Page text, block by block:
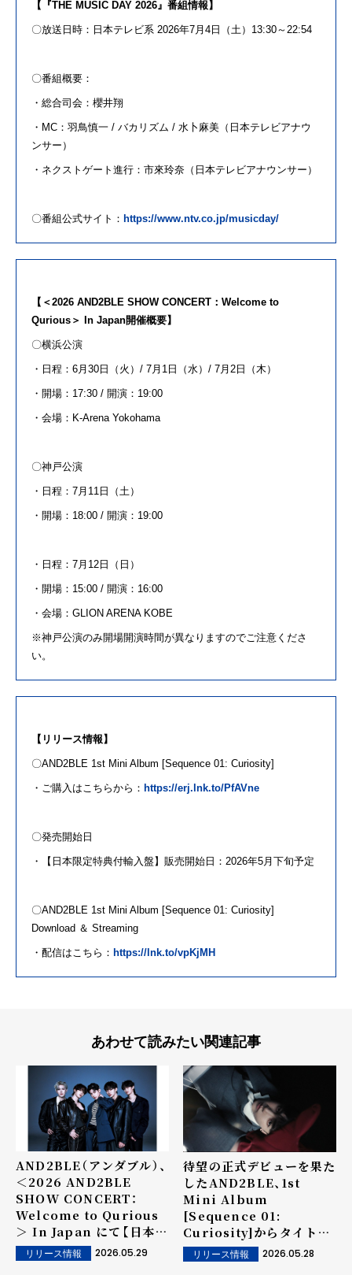
【『THE MUSIC DAY 2026』番組情報】
〇放送日時：日本テレビ系 2026年7月4日（土）13:30～22:54
〇番組概要：
・総合司会：櫻井翔
・MC：羽鳥慎一 / バカリズム / 水卜麻美（日本テレビアナウ
ンサー）
・ネクストゲート進行：市來玲奈（日本テレビアナウンサー）
〇番組公式サイト： https://www.ntv.co.jp/musicday/
【＜2026 AND2BLE SHOW CONCERT：Welcome to
Qurious＞ In Japan開催概要】
〇横浜公演
・日程：6月30日（火）/ 7月1日（水）/ 7月2日（木）
・開場：17:30 / 開演：19:00
・会場：K-Arena Yokohama
〇神戸公演
・日程：7月11日（土）
・開場：18:00 / 開演：19:00
・日程：7月12日（日）
・開場：15:00 / 開演：16:00
・会場：GLION ARENA KOBE
※神戸公演のみ開場開演時間が異なりますのでご注意くださ
い。
【リリース情報】
〇AND2BLE 1st Mini Album [Sequence 01: Curiosity]
・ご購入はこちらから： https://erj.lnk.to/PfAVne
〇発売開始日
・【日本限定特典付輸入盤】販売開始日：2026年5月下旬予定
〇AND2BLE 1st Mini Album [Sequence 01: Curiosity]
Download ＆ Streaming
・配信はこちら： https://lnk.to/vpKjMH
あわせて読みたい関連記事
AND2BLE（アンダブル）、
＜2026 AND2BLE
SHOW CONCERT：
Welcome to Qurious
＞ In Japan にて【日本公
式グッズ】の販売が決定！
グッズラインナップも公開
リリース情報 2026.05.29
待望の正式デビューを果た
したAND2BLE、1st
Mini Album
[Sequence 01:
Curiosity]からタイトル
曲「Curious」のミュージ
ックビデオ公開！
リリース情報 2026.05.28